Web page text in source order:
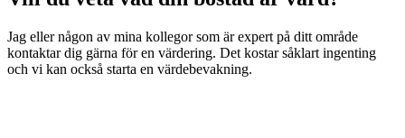
Jag eller någon av mina kollegor som är expert på ditt område
kontaktar dig gärna för en värdering. Det kostar såklart ingenting
och vi kan också starta en värdebevakning.